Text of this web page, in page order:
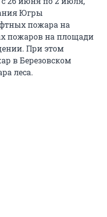
Югры
пожара на
пожаров на площади
При этом
в Березовском
леса.